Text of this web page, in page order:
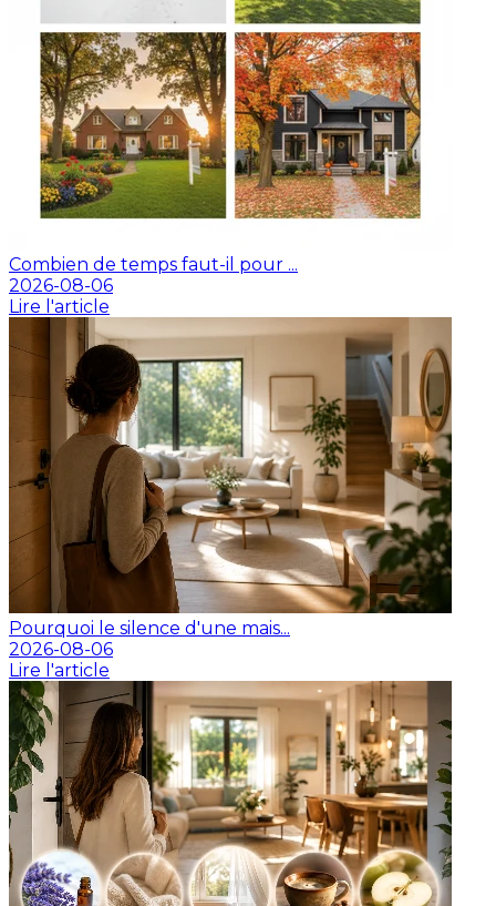
Combien de temps faut-il pour ...
2026-08-06
Lire l'article
Pourquoi le silence d'une mais...
2026-08-06
Lire l'article